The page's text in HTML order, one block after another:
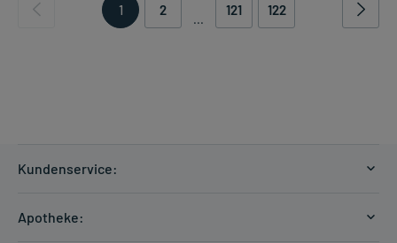
1 2
...
121 122
Kundenservice:
Zahlungsarten
Apotheke: